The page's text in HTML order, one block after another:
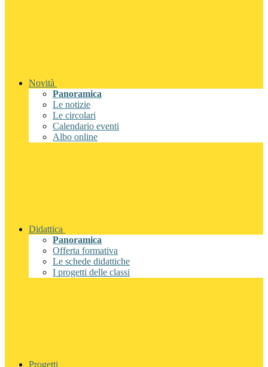
Novità
Panoramica
Le notizie
Le circolari
Calendario eventi
Albo online
Didattica
Panoramica
Offerta formativa
Le schede didattiche
I progetti delle classi
Progetti